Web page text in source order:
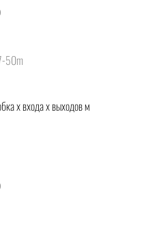
х входа х выходов м